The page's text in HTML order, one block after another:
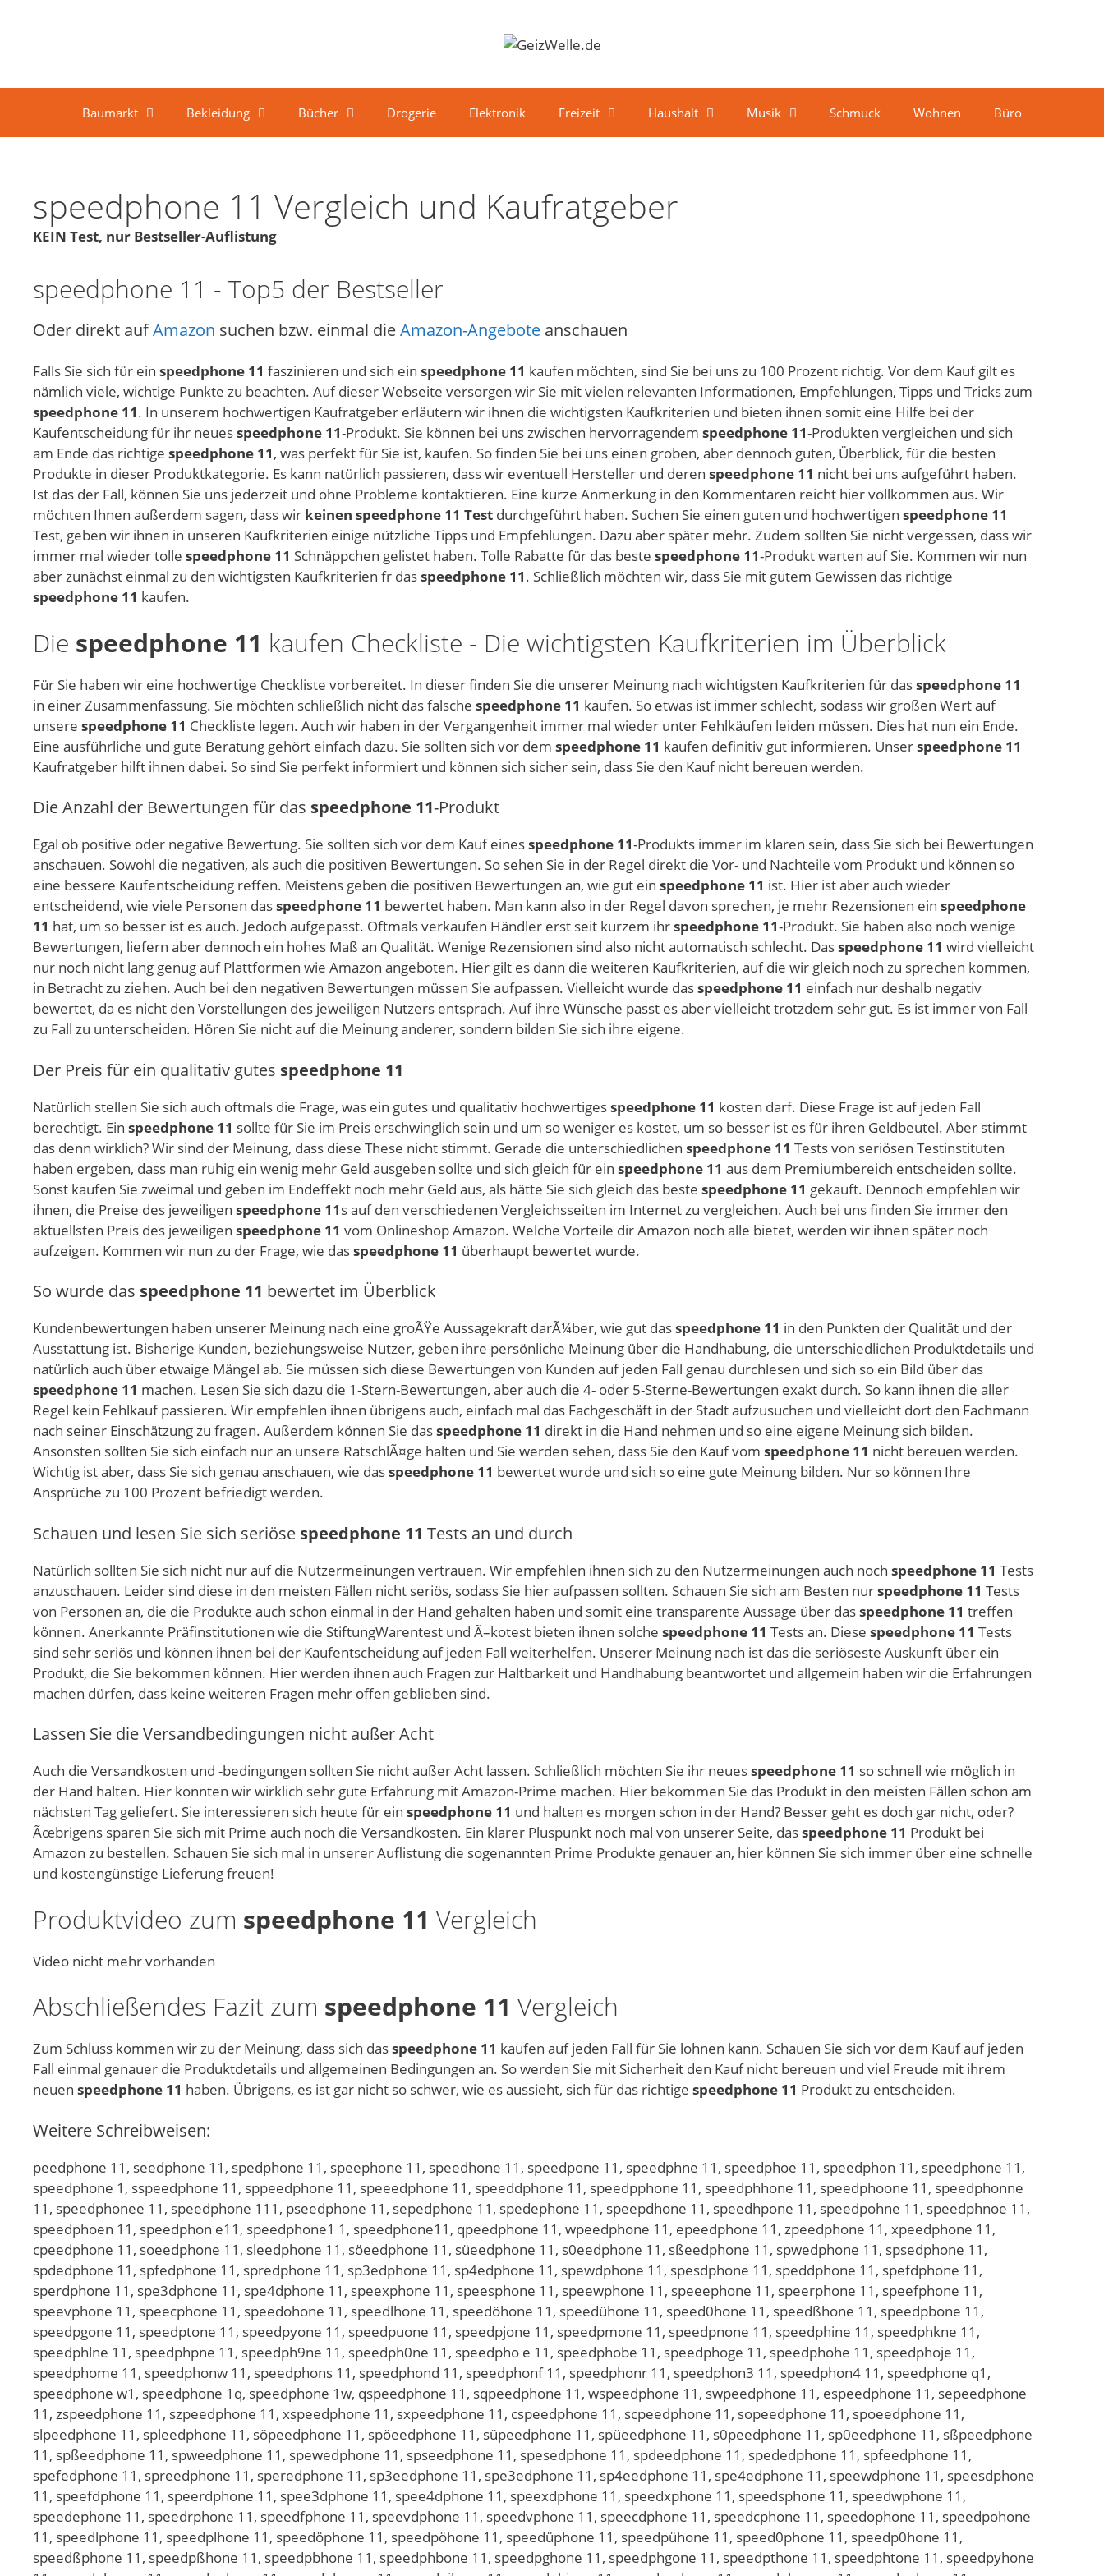
Baumarkt Bekleidung Bücher Drogerie Elektronik Freizeit Haushalt Musik Schmuck Wohnen Büro
speedphone 11 Vergleich und Kaufratgeber
KEIN Test, nur Bestseller-Auflistung
speedphone 11 - Top5 der Bestseller
Oder direkt aufAmazon suchen bzw. einmal dieAmazon-Angebote anschauen
Falls Sie sich für ein speedphone 11 faszinieren und sich ein speedphone 11 kaufen möchten, sind Sie bei uns zu 100 Prozent richtig. Vor dem Kauf gilt es
nämlich viele, wichtige Punkte zu beachten. Auf dieser Webseite versorgen wir Sie mit vielen relevanten Informationen, Empfehlungen, Tipps und Tricks zum
speedphone 11. In unserem hochwertigen Kaufratgeber erläutern wir ihnen die wichtigsten Kaufkriterien und bieten ihnen somit eine Hilfe bei der
Kaufentscheidung für ihr neuesspeedphone 11-Produkt. Sie können bei uns zwischen hervorragendem speedphone 11-Produkten vergleichen und sich
am Ende das richtige speedphone 11, was perfekt für Sie ist, kaufen. So finden Sie bei uns einen groben, aber dennoch guten, Überblick, für die besten
Produkte in dieser Produktkategorie. Es kann natürlich passieren, dass wir eventuell Hersteller und deren speedphone 11 nicht bei uns aufgeführt haben.
Ist das der Fall, können Sie uns jederzeit und ohne Probleme kontaktieren. Eine kurze Anmerkung in den Kommentaren reicht hier vollkommen aus. Wir
möchten Ihnen außerdem sagen, dass wir keinen speedphone 11 Test durchgeführt haben. Suchen Sie einen guten und hochwertigen speedphone 11
Test, geben wir ihnen in unseren Kaufkriterien einige nützliche Tipps und Empfehlungen. Dazu aber später mehr. Zudem sollten Sie nicht vergessen, dass wir
immer mal wieder tolle speedphone 11 Schnäppchen gelistet haben. Tolle Rabatte für das beste speedphone 11-Produkt warten auf Sie. Kommen wir nun
aber zunächst einmal zu den wichtigsten Kaufkriterien fr dasspeedphone 11. Schließlich möchten wir, dass Sie mit gutem Gewissen das richtige
speedphone 11 kaufen.
Die speedphone 11 kaufen Checkliste - Die wichtigsten Kaufkriterien im Überblick
Für Sie haben wir eine hochwertige Checkliste vorbereitet. In dieser finden Sie die unserer Meinung nach wichtigsten Kaufkriterien für dasspeedphone 11
in einer Zusammenfassung. Sie möchten schließlich nicht das falsche speedphone 11 kaufen. So etwas ist immer schlecht, sodass wir großen Wert auf
unsere speedphone 11 Checkliste legen. Auch wir haben in der Vergangenheit immer mal wieder unter Fehlkäufen leiden müssen. Dies hat nun ein Ende.
Eine ausführliche und gute Beratung gehört einfach dazu. Sie sollten sich vor dem speedphone 11 kaufen definitiv gut informieren. Unserspeedphone 11
Kaufratgeber hilft ihnen dabei. So sind Sie perfekt informiert und können sich sicher sein, dass Sie den Kauf nicht bereuen werden.
Die Anzahl der Bewertungen für das speedphone 11-Produkt
Egal ob positive oder negative Bewertung. Sie sollten sich vor dem Kauf einesspeedphone 11-Produkts immer im klaren sein, dass Sie sich bei Bewertungen
anschauen. Sowohl die negativen, als auch die positiven Bewertungen. So sehen Sie in der Regel direkt die Vor- und Nachteile vom Produkt und können so
eine bessere Kaufentscheidung reffen. Meistens geben die positiven Bewertungen an, wie gut ein speedphone 11 ist. Hier ist aber auch wieder
entscheidend, wie viele Personen dasspeedphone 11 bewertet haben. Man kann also in der Regel davon sprechen, je mehr Rezensionen ein speedphone
11 hat, um so besser ist es auch. Jedoch aufgepasst. Oftmals verkaufen Händler erst seit kurzem ihrspeedphone 11-Produkt. Sie haben also noch wenige
Bewertungen, liefern aber dennoch ein hohes Maß an Qualität. Wenige Rezensionen sind also nicht automatisch schlecht. Dasspeedphone 11 wird vielleicht
nur noch nicht lang genug auf Plattformen wie Amazon angeboten. Hier gilt es dann die weiteren Kaufkriterien, auf die wir gleich noch zu sprechen kommen,
in Betracht zu ziehen. Auch bei den negativen Bewertungen müssen Sie aufpassen. Vielleicht wurde dasspeedphone 11 einfach nur deshalb negativ
bewertet, da es nicht den Vorstellungen des jeweiligen Nutzers entsprach. Auf ihre Wünsche passt es aber vielleicht trotzdem sehr gut. Es ist immer von Fall
zu Fall zu unterscheiden. Hören Sie nicht auf die Meinung anderer, sondern bilden Sie sich ihre eigene.
Der Preis für ein qualitativ gutes speedphone 11
Natürlich stellen Sie sich auch oftmals die Frage, was ein gutes und qualitativ hochwertigesspeedphone 11 kosten darf. Diese Frage ist auf jeden Fall
berechtigt. Ein speedphone 11 sollte für Sie im Preis erschwinglich sein und um so weniger es kostet, um so besser ist es für ihren Geldbeutel. Aber stimmt
das denn wirklich? Wir sind der Meinung, dass diese These nicht stimmt. Gerade die unterschiedlichen speedphone 11 Tests von seriösen Testinstituten
haben ergeben, dass man ruhig ein wenig mehr Geld ausgeben sollte und sich gleich für ein speedphone 11 aus dem Premiumbereich entscheiden sollte.
Sonst kaufen Sie zweimal und geben im Endeffekt noch mehr Geld aus, als hätte Sie sich gleich das beste speedphone 11 gekauft. Dennoch empfehlen wir
ihnen, die Preise des jeweiligen speedphone 11s auf den verschiedenen Vergleichsseiten im Internet zu vergleichen. Auch bei uns finden Sie immer den
aktuellsten Preis des jeweiligen speedphone 11 vom Onlineshop Amazon. Welche Vorteile dir Amazon noch alle bietet, werden wir ihnen später noch
aufzeigen. Kommen wir nun zu der Frage, wie dasspeedphone 11 überhaupt bewertet wurde.
So wurde das speedphone 11 bewertet im Überblick
Kundenbewertungen haben unserer Meinung nach eine groÃŸe Aussagekraft darÃ¼ber, wie gut dasspeedphone 11 in den Punkten der Qualität und der
Ausstattung ist. Bisherige Kunden, beziehungsweise Nutzer, geben ihre persönliche Meinung über die Handhabung, die unterschiedlichen Produktdetails und
natürlich auch über etwaige Mängel ab. Sie müssen sich diese Bewertungen von Kunden auf jeden Fall genau durchlesen und sich so ein Bild über das
speedphone 11 machen. Lesen Sie sich dazu die 1-Stern-Bewertungen, aber auch die 4- oder 5-Sterne-Bewertungen exakt durch. So kann ihnen die aller
Regel kein Fehlkauf passieren. Wir empfehlen ihnen übrigens auch, einfach mal das Fachgeschäft in der Stadt aufzusuchen und vielleicht dort den Fachmann
nach seiner Einschätzung zu fragen. Außerdem können Sie dasspeedphone 11 direkt in die Hand nehmen und so eine eigene Meinung sich bilden.
Ansonsten sollten Sie sich einfach nur an unsere RatschlÃ¤ge halten und Sie werden sehen, dass Sie den Kauf vom speedphone 11 nicht bereuen werden.
Wichtig ist aber, dass Sie sich genau anschauen, wie dasspeedphone 11 bewertet wurde und sich so eine gute Meinung bilden. Nur so können Ihre
Ansprüche zu 100 Prozent befriedigt werden.
Schauen und lesen Sie sich seriöse speedphone 11 Tests an und durch
Natürlich sollten Sie sich nicht nur auf die Nutzermeinungen vertrauen. Wir empfehlen ihnen sich zu den Nutzermeinungen auch noch speedphone 11 Tests
anzuschauen. Leider sind diese in den meisten Fällen nicht seriös, sodass Sie hier aufpassen sollten. Schauen Sie sich am Besten nurspeedphone 11 Tests
von Personen an, die die Produkte auch schon einmal in der Hand gehalten haben und somit eine transparente Aussage über dasspeedphone 11 treffen
können. Anerkannte Präfinstitutionen wie die StiftungWarentest und Ã–kotest bieten ihnen solche speedphone 11 Tests an. Diese speedphone 11 Tests
sind sehr seriös und können ihnen bei der Kaufentscheidung auf jeden Fall weiterhelfen. Unserer Meinung nach ist das die seriöseste Auskunft über ein
Produkt, die Sie bekommen können. Hier werden ihnen auch Fragen zur Haltbarkeit und Handhabung beantwortet und allgemein haben wir die Erfahrungen
machen dürfen, dass keine weiteren Fragen mehr offen geblieben sind.
Lassen Sie die Versandbedingungen nicht außer Acht
Auch die Versandkosten und -bedingungen sollten Sie nicht außer Acht lassen. Schließlich möchten Sie ihr neuesspeedphone 11 so schnell wie möglich in
der Hand halten. Hier konnten wir wirklich sehr gute Erfahrung mit Amazon-Prime machen. Hier bekommen Sie das Produkt in den meisten Fällen schon am
nächsten Tag geliefert. Sie interessieren sich heute für ein speedphone 11 und halten es morgen schon in der Hand? Besser geht es doch gar nicht, oder?
Ãœbrigens sparen Sie sich mit Prime auch noch die Versandkosten. Ein klarer Pluspunkt noch mal von unserer Seite, dasspeedphone 11 Produkt bei
Amazon zu bestellen. Schauen Sie sich mal in unserer Auflistung die sogenannten Prime Produkte genauer an, hier können Sie sich immer über eine schnelle
und kostengünstige Lieferung freuen!
Produktvideo zum speedphone 11 Vergleich
Video nicht mehr vorhanden
Abschließendes Fazit zum speedphone 11 Vergleich
Zum Schluss kommen wir zu der Meinung, dass sich dasspeedphone 11 kaufen auf jeden Fall für Sie lohnen kann. Schauen Sie sich vor dem Kauf auf jeden
Fall einmal genauer die Produktdetails und allgemeinen Bedingungen an. So werden Sie mit Sicherheit den Kauf nicht bereuen und viel Freude mit ihrem
neuen speedphone 11 haben. Übrigens, es ist gar nicht so schwer, wie es aussieht, sich für das richtige speedphone 11 Produkt zu entscheiden.
Weitere Schreibweisen:
peedphone 11, seedphone 11, spedphone 11, speephone 11, speedhone 11, speedpone 11, speedphne 11, speedphoe 11, speedphon 11, speedphone 11,
speedphone 1, sspeedphone 11, sppeedphone 11, speeedphone 11, speeddphone 11, speedpphone 11, speedphhone 11, speedphoone 11, speedphonne
11, speedphonee 11, speedphone 111, pseedphone 11, sepedphone 11, spedephone 11, speepdhone 11, speedhpone 11, speedpohne 11, speedphnoe 11,
speedphoen 11, speedphon e11, speedphone1 1, speedphone11, qpeedphone 11, wpeedphone 11, epeedphone 11, zpeedphone 11, xpeedphone 11,
cpeedphone 11, soeedphone 11, sleedphone 11, söeedphone 11, süeedphone 11, s0eedphone 11, sßeedphone 11, spwedphone 11, spsedphone 11,
spdedphone 11, spfedphone 11, spredphone 11, sp3edphone 11, sp4edphone 11, spewdphone 11, spesdphone 11, speddphone 11, spefdphone 11,
sperdphone 11, spe3dphone 11, spe4dphone 11, speexphone 11, speesphone 11, speewphone 11, speeephone 11, speerphone 11, speefphone 11,
speevphone 11, speecphone 11, speedohone 11, speedlhone 11, speedöhone 11, speedühone 11, speed0hone 11, speedßhone 11, speedpbone 11,
speedpgone 11, speedptone 11, speedpyone 11, speedpuone 11, speedpjone 11, speedpmone 11, speedpnone 11, speedphine 11, speedphkne 11,
speedphlne 11, speedphpne 11, speedph9ne 11, speedph0ne 11, speedpho e 11, speedphobe 11, speedphoge 11, speedphohe 11, speedphoje 11,
speedphome 11, speedphonw 11, speedphons 11, speedphond 11, speedphonf 11, speedphonr 11, speedphon3 11, speedphon4 11, speedphone q1,
speedphone w1, speedphone 1q, speedphone 1w, qspeedphone 11, sqpeedphone 11, wspeedphone 11, swpeedphone 11, espeedphone 11, sepeedphone
11, zspeedphone 11, szpeedphone 11, xspeedphone 11, sxpeedphone 11, cspeedphone 11, scpeedphone 11, sopeedphone 11, spoeedphone 11,
slpeedphone 11, spleedphone 11, söpeedphone 11, spöeedphone 11, süpeedphone 11, spüeedphone 11, s0peedphone 11, sp0eedphone 11, sßpeedphone
11, spßeedphone 11, spweedphone 11, spewedphone 11, spseedphone 11, spesedphone 11, spdeedphone 11, spededphone 11, spfeedphone 11,
spefedphone 11, spreedphone 11, speredphone 11, sp3eedphone 11, spe3edphone 11, sp4eedphone 11, spe4edphone 11, speewdphone 11, speesdphone
11, speefdphone 11, speerdphone 11, spee3dphone 11, spee4dphone 11, speexdphone 11, speedxphone 11, speedsphone 11, speedwphone 11,
speedephone 11, speedrphone 11, speedfphone 11, speevdphone 11, speedvphone 11, speecdphone 11, speedcphone 11, speedophone 11, speedpohone
11, speedlphone 11, speedplhone 11, speedöphone 11, speedpöhone 11, speedüphone 11, speedpühone 11, speed0phone 11, speedp0hone 11,
speedßphone 11, speedpßhone 11, speedpbhone 11, speedphbone 11, speedpghone 11, speedphgone 11, speedpthone 11, speedphtone 11, speedpyhone